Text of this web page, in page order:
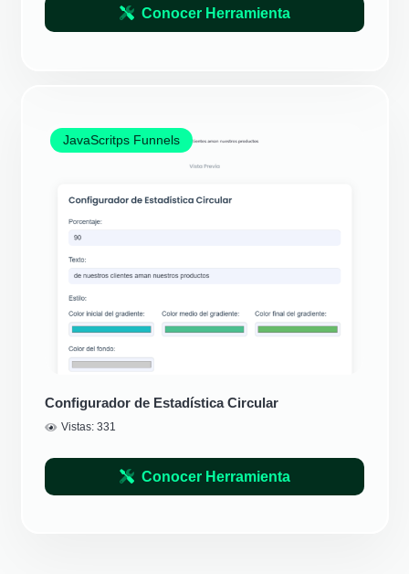
Conocer Herramienta
JavaScritps Funnels
Configurador de Estadística Circular
Vistas:331
Conocer Herramienta